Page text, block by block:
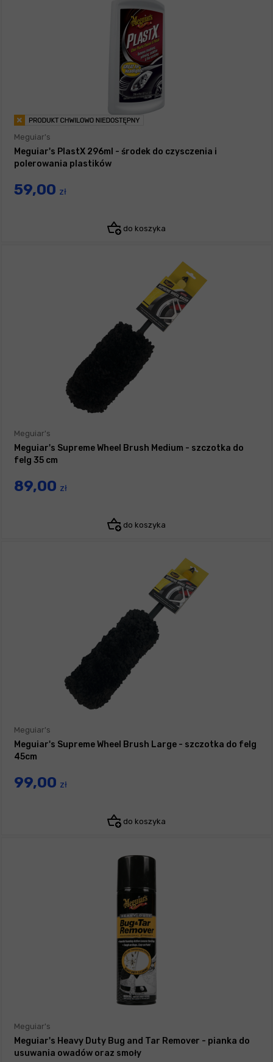
Meguiar's
Meguiar's PlastX 296ml - środek do czysczenia i
polerowania plastików
59,00 zł
do koszyka
Meguiar's
Meguiar's Supreme Wheel Brush Medium - szczotka do
felg 35 cm
89,00 zł
do koszyka
Meguiar's
Meguiar's Supreme Wheel Brush Large - szczotka do felg
45cm
99,00 zł
do koszyka
Meguiar's
Meguiar's Heavy Duty Bug and Tar Remover - pianka do
usuwania owadów oraz smoły